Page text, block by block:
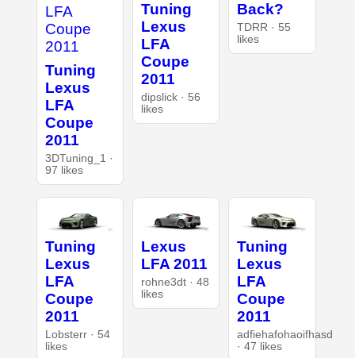
Tuning
Lexus
LFA
Coupe
2011
3DTuning_1 ·
97 likes
Tuning
Lexus
LFA
Coupe
2011
dipslick · 56
likes
Back?
TDRR · 55
likes
Tuning
Lexus
LFA
Coupe
2011
Lobsterr · 54
likes
Lexus
LFA 2011
rohne3dt · 48
likes
Tuning
Lexus
LFA
Coupe
2011
adfiehafohaoifhasd
· 47 likes